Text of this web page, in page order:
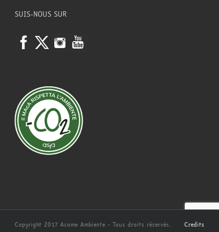
SUIS-NOUS SUR
Copyright 2017 Acome Ambiente - Tous droits réservés. Credits